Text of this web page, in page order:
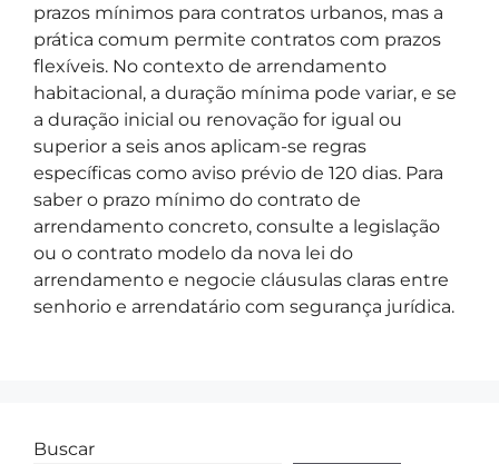
prazos mínimos para contratos urbanos, mas a
prática comum permite contratos com prazos
flexíveis. No contexto de arrendamento
habitacional, a duração mínima pode variar, e se
a duração inicial ou renovação for igual ou
superior a seis anos aplicam-se regras
específicas como aviso prévio de 120 dias. Para
saber o prazo mínimo do contrato de
arrendamento concreto, consulte a legislação
ou o contrato modelo da nova lei do
arrendamento e negocie cláusulas claras entre
senhorio e arrendatário com segurança jurídica.
Buscar